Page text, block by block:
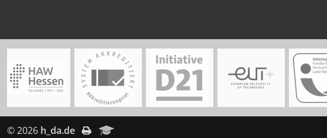
© 2026 h_da.de 